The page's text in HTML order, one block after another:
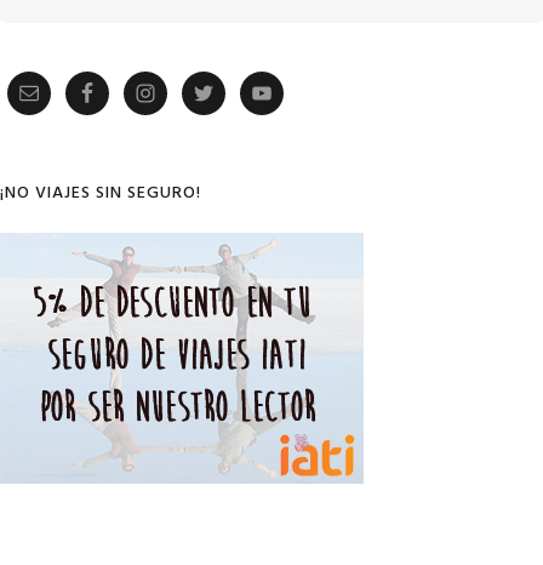
Primary
¡NO VIAJES SIN SEGURO!